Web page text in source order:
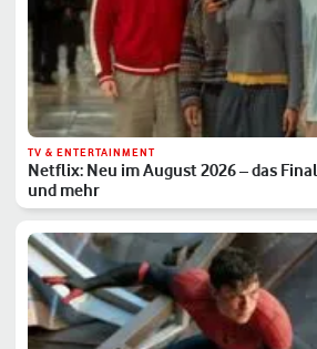
TV & ENTERTAINMENT
Netflix: Neu im August 2026 – das
und mehr